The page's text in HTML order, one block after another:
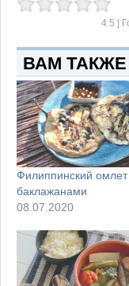
4.5 |
ВАМ
Филиппинский омлет
баклажанами
08.07.2020